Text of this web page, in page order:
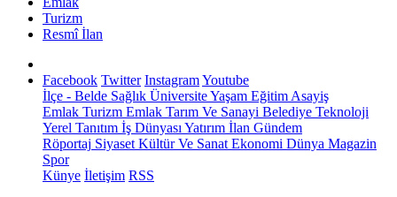
Turizm
Resmî İlan
Facebook Twitter InstagramYoutube
İlçe - Belde Sağlık ÜniversiteYaşam Eğitim Asayiş
Emlak Turizm Emlak Tarım Ve Sanayi Belediye Teknoloji
Yerel Tanıtım İş Dünyası Yatırım İlan Gündem
Röportaj Siyaset Kültür Ve Sanat Ekonomi Dünya Magazin
Spor
Künye İletişim RSS